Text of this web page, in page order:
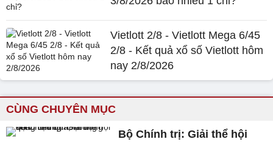
Vietlott 2/8 - Vietlott Mega 6/45
2/8 - Kết quả xổ số Vietlott hôm
nay 2/8/2026
CÙNG CHUYÊN MỤC
Bộ Chính trị: Giải thể hội